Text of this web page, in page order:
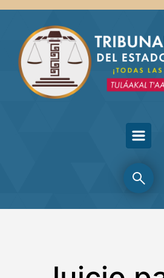
Skip to main content